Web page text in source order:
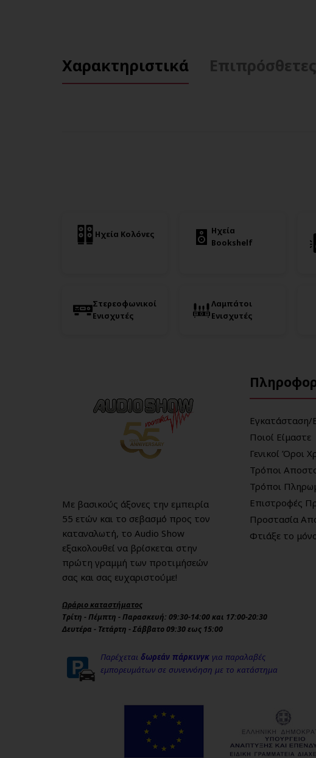
Χαρακτηριστικά
Ηχεία Κολόνες
Ηχεία
Bookshelf
Στερεοφωνικοί
Ενισχυτές
Λαμπάτοι
Ενισχυτές
Με βασικούς άξονες την εμπειρία
55 ετών και το σεβασμό προς τον
καταναλωτή, το Audio Show
εξακολουθεί να βρίσκεται στην
πρώτη γραμμή των προτιμήσεών
σας και σας ευχαριστούμε!
Ωράριο καταστήματος
Τρίτη - Πέμπτη - Παρασκευή: 09:30-14:00 και 17:00-20:30
Δευτέρα - Τετάρτη - Σάββατο 09:30 εως 15:00
Παρέχεται δωρεάν πάρκινγκ για παραλαβές
εμπορευμάτων σε συνεννόηση με το κατάστημα
Εγκατάσταση/
Ποιοί Είμαστε
Γενικοί Όροι
Τρόποι
Τρόποι
Επιστροφές
Προστασία
Φτιάξε το